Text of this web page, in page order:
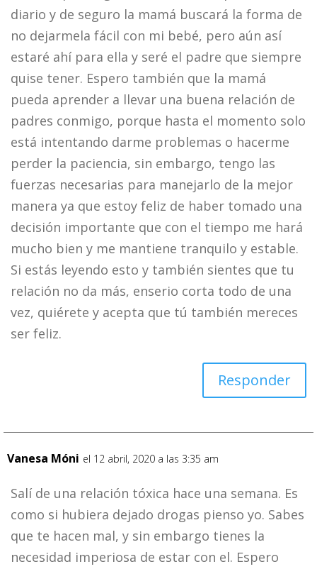
diario y de seguro la mamá buscará la forma de
no dejarmela fácil con mi bebé, pero aún así
estaré ahí para ella y seré el padre que siempre
quise tener. Espero también que la mamá
pueda aprender a llevar una buena relación de
padres conmigo, porque hasta el momento solo
está intentando darme problemas o hacerme
perder la paciencia, sin embargo, tengo las
fuerzas necesarias para manejarlo de la mejor
manera ya que estoy feliz de haber tomado una
decisión importante que con el tiempo me hará
mucho bien y me mantiene tranquilo y estable.
Si estás leyendo esto y también sientes que tu
relación no da más, enserio corta todo de una
vez, quiérete y acepta que tú también mereces
ser feliz.
Responder
Vanesa Móni el 12 abril, 2020 a las 3:35 am
Salí de una relación tóxica hace una semana. Es
como si hubiera dejado drogas pienso yo. Sabes
que te hacen mal, y sin embargo tienes la
necesidad imperiosa de estar con el. Espero